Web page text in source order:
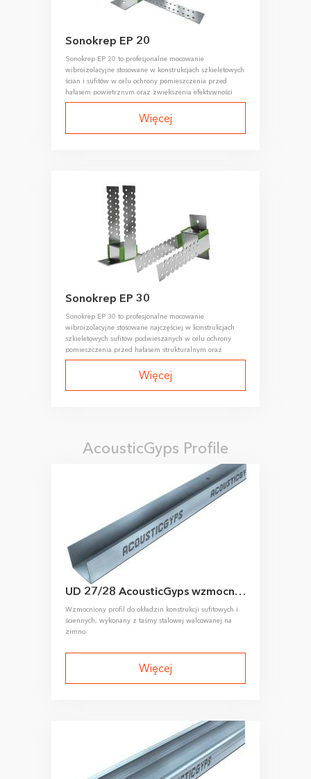
Sonokrep EP 20
Sonokrep EP 20 to profesjonalne mocowanie
wibroizolacyjne stosowane w konstrukcjach szkieletowych
ścian i sufitów w celu ochrony pomieszczenia przed
hałasem powietrznym oraz zwiększenia efektywności
całego systemu izolacji akustycznej.
Więcej
Sonokrep EP 30
Sonokrep EP 30 to profesjonalne mocowanie
wibroizolacyjne stosowane najczęściej w konstrukcjach
szkieletowych sufitów podwieszanych w celu ochrony
pomieszczenia przed hałasem strukturalnym oraz
zwiększenia efektywności całego systemu izolacji
Więcej
AcousticGyps Profile
UD 27/28 AcousticGyps wzmocniony profil prowadzący sufitowy
Wzmocniony profil do okładzin konstrukcji sufitowych i
ściennych, wykonany z taśmy stalowej walcowanej na
zimno.
Więcej